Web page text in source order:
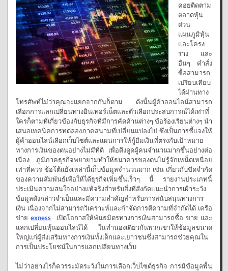
คอยติดตาม
ตลาดหุ้น
ด่วน
แผนภูมิหุ้น
และโครง
ร่าง และ
อื่นๆ คำสั่ง
ซื้อสามารถ
เปรียบเทียบ
ได้ผ่านทาง
โทรศัพท์ไม่ว่าคุณจะแยกจากกันก็ตาม ดังนั้นผู้ค้าออนไลน์สามารถ
เลือกการแลกเปลี่ยนทางอินเทอร์เน็ตและตัวเลือกประสบการณ์ได้เท่าที่
ใครก็ตามที่เกี่ยวข้องกับธุรกิจที่มีการคัดค้านต่างๆ ข้อร้องเรียนต่างๆ นำ
เสนอเทคนิคการทดลองภาคสนามที่เปลี่ยนแปลงไป ซึ่งเป็นการชี้แจงให้
ผู้ค้าออนไลน์เลือกเว็บไซต์และแผนการให้กู้ยืมเงินที่ตรงกับเป้าหมาย
ทางการเงินของตนอย่างไม่มีที่ติ เพื่อดึงดูดผู้คนจำนวนมากขึ้นอย่างต่อ
เนื่อง ภูมิภาคธุรกิจพยายามทำให้ธนาคารของตนไม่รู้จักเหน็ดเหนื่อย
เท่าที่ควร ข้อโต้แย้งเหล่านี้เก็บข้อมูลจำนวนมาก เช่น เกี่ยวกับขีดจำกัด
ของความสัมพันธ์เพื่อให้ได้ธุรกิจเพิ่มขึ้นเร็วๆ นี้ รายงานประเภทนี้
ประเมินความสนใจอย่างแท้จริงสำหรับสิ่งที่สังกัดแนะนำการเฝ้าระวัง
ข้อมูลดังกล่าวจำเป็นและมีความสำคัญสำหรับการสนับสนุนทางการ
เงิน เนื่องจากไม่สามารถวิเคราะห์และกำจัดการตีความที่จำกัดได้ เครือ
ข่ายexness เปิดโอกาสให้พันธมิตรทางการเงินสามารถซื้อ ขาย และ
แลกเปลี่ยนหุ้นออนไลน์ได้ ในทำนองเดียวกันพวกเขาให้ข้อมูลขนาด
ใหญ่แก่ผู้ส่งเสริมทางการเงินทั้งเด็กและเยาวชนซึ่งสามารถช่วยคุณใน
การเป็นประโยชน์ในการแลกเปลี่ยนทางเว็บ
ไม่ว่าอย่างไรก็ควรระมัดระวังในการเลือกเว็บไซต์ธุรกิจ การมีข้อมูลพื้น